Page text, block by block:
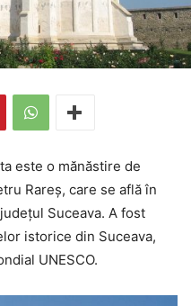
este o mănăstire de
Rareş, care se află în
Suceava. A fost
istorice din Suceava,
UNESCO.